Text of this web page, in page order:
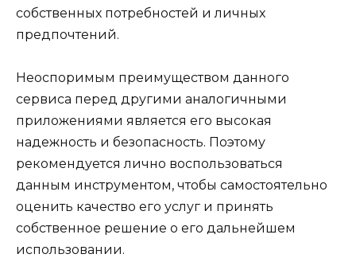
собственных потребностей и личных
предпочтений.
Неоспоримым преимуществом данного
сервиса перед другими аналогичными
приложениями является его высокая
надежность и безопасность. Поэтому
рекомендуется лично воспользоваться
данным инструментом, чтобы самостоятельно
оценить качество его услуг и принять
собственное решение о его дальнейшем
использовании.